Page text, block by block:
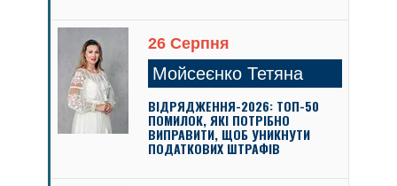
26 Серпня
Мойсеєнко Тетяна
ВІДРЯДЖЕННЯ-2026: ТОП-50
ПОМИЛОК, ЯКІ ПОТРІБНО
ВИПРАВИТИ, ЩОБ УНИКНУТИ
ПОДАТКОВИХ ШТРАФІВ